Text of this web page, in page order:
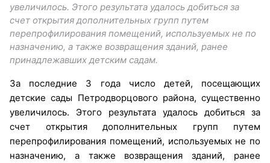
увеличилось. Этого результата удалось добиться за
счет открытия дополнительных групп путем
перепрофилирования помещений, используемых не по
назначению, а также возвращения зданий, ранее
принадлежавших детским садам.
За последние 3 года число детей, посещающих
детские сады Петродворцового района, существенно
увеличилось. Этого результата удалось добиться за
счет открытия дополнительных групп путем
перепрофилирования помещений, используемых не по
назначению, а также возвращения зданий, ранее